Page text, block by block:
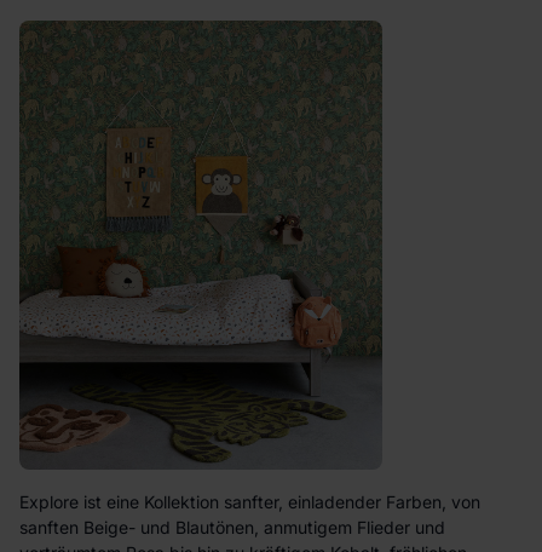
Explore ist eine Kollektion sanfter, einladender Farben, von
sanften Beige- und Blautönen, anmutigem Flieder und